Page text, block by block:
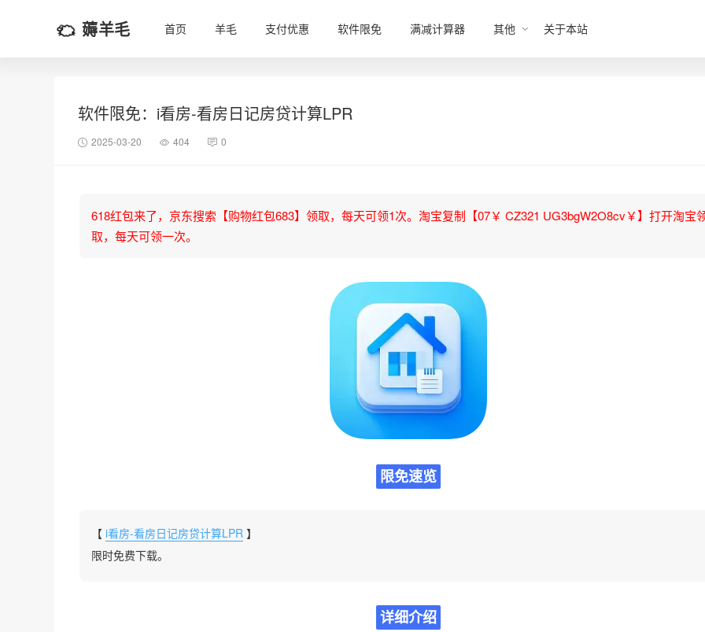
薅羊毛 首页 羊毛 支付优惠 软件限免 满减计算器 其他 关于本站
软件限免：i看房-看房日记房贷计算LPR
2025-03-20 404 0
618红包来了，京东搜索【购物红包683】领取，每天可领1次。淘宝复制【07￥ CZ321 UG3bgW2O8cv￥】打开淘宝
取，每天可领一次。
限免速览
【 i看房-看房日记房贷计算LPR 】
限时免费下载。
详细介绍